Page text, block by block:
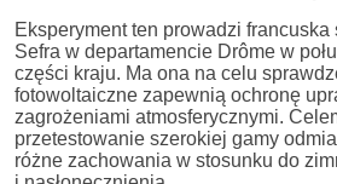
Eksperyment ten prowadzi
Sefra w departamencie Drôme w
części kraju. Ma ona na celu
fotowoltaiczne zapewnią ochronę
zagrożeniami atmosferycznymi.
przetestowanie szerokiej gamy
różne zachowania w stosunku do